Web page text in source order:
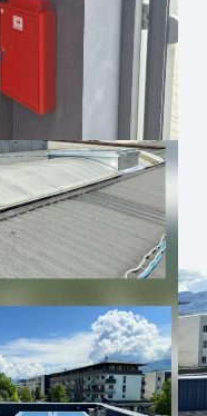
en urgence,
synchronisée.
et
l’ouverture du